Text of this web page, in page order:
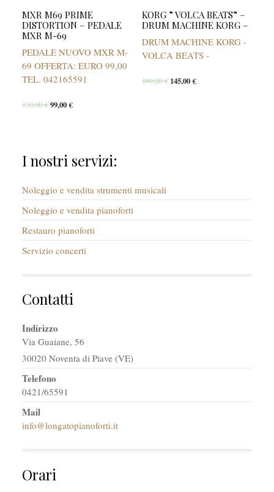
MXR M69 PRIME
DISTORTION – PEDALE
MXR M-69
PEDALE NUOVO MXR M-
69 OFFERTA: EURO 99,00
TEL. 042165591
130,00€99,00€
KORG ” VOLCA BEATS” –
DRUM MACHINE KORG –
DRUM MACHINE KORG -
VOLCA BEATS -
199,00€ 145,00€
I nostri servizi:
Noleggio e vendita strumenti musicali
Noleggio e vendita pianoforti
Restauro pianoforti
Servizio concerti
Contatti
Indirizzo
Via Guaiane, 56
30020 Noventa di Piave (VE)
Telefono
0421/65591
Mail
info@longatopianoforti.it
Orari